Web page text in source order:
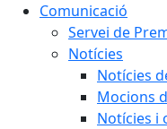
Comunicació
Servei de
Notícies
Notícies
Mocions
Notícies i